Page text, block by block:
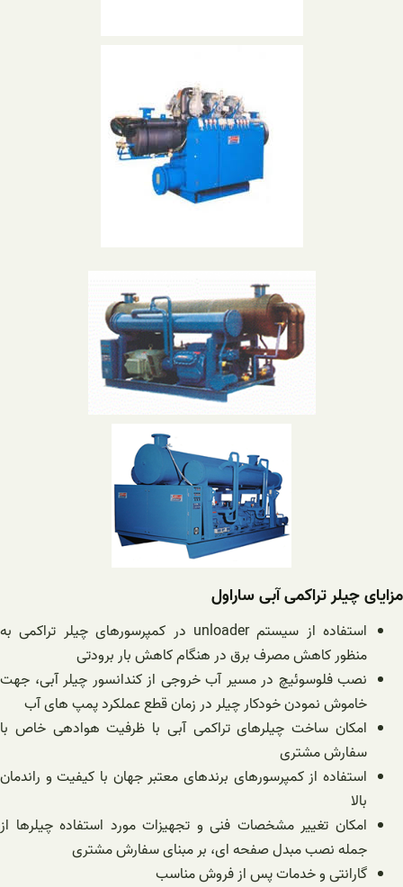
مزایای چیلر تراکمی آبی ساراول
استفاده از سیستم unloader در کمپرسورهای چیلر تراکمی به
منظور کاهش مصرف برق در هنگام کاهش بار برودتی
نصب فلوسوئیچ در مسیر آب خروجی از کندانسور چیلر آبی، جهت
خاموش نمودن خودکار چیلر در زمان قطع عملکرد پمپ های آب
امکان ساخت چیلرهای تراکمی آبی با ظرفیت هوادهی خاص با
سفارش مشتری
استفاده از کمپرسورهای برندهای معتبر جهان با کیفیت و راندمان
بالا
امکان تغییر مشخصات فنی و تجهیزات مورد استفاده چیلرها از
جمله نصب مبدل صفحه ای، بر مبنای سفارش مشتری
گارانتی و خدمات پس از فروش مناسب